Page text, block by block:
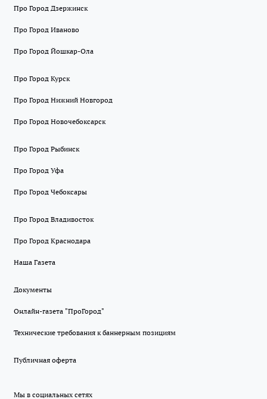
Про Город Дзержинск
Про Город Иваново
Про Город Йошкар-Ола
Про Город Курск
Про Город Нижний Новгород
Про Город Новочебоксарск
Про Город Рыбинск
Про Город Уфа
Про Город Чебоксары
Про Город Владивосток
Про Город Краснодара
Наша Газета
Документы
Онлайн-газета "ПроГород"
Технические требования к баннерным позициям
Публичная оферта
Мы в социальных сетях